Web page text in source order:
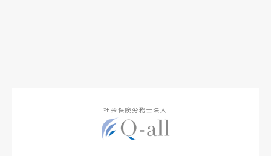
社会保険労務士法人